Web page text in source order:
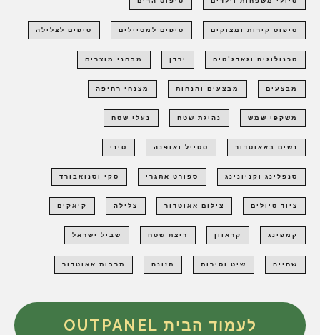
טיפוס קירות ומצוקים טיפים למטיילים טיפים לצלילה
טכנולוגיה וגאדג'טים ירדן מבחני מוצרים
מבצעים מבצעים והנחות מצנחי רחיפה
משקפי שמש נהיגת שטח נעלי שטח
נשים באאוטדור סטייל ואופנה סיני
סנפלינג וקניונינג ספורט אתגרי סקי וסנואבורד
ציוד טיולים צילום אאוטדור צלילה קיאקים
קמפינג קראוון ריצת שטח שביל ישראל
שחייה שיט וסירות תזונה תרבות אאוטדור
לעמוד הבית OUTPANEL